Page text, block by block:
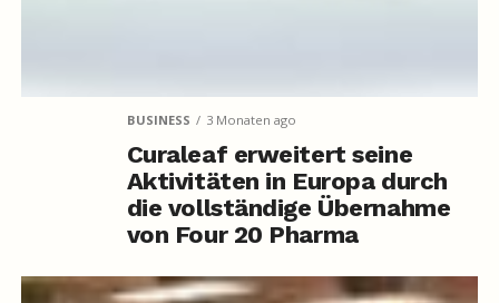
BUSINESS 3 Monaten ago
Curaleaf erweitert seine
Aktivitäten in Europa durch
die vollständige Übernahme
von Four 20 Pharma